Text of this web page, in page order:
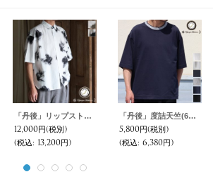
「丹後」リップストップオーガニックコットン GERMAN スノーカモ レギュラーカラー ボクシーAライン ハーフスリーブシャツ【MADE IN JAPAN】『日本製』/ Upscape Audience
12,000円(税別)
(税込: 13,200円)
「丹後」度詰天竺(6オンス)2トーンネック ハーフスリーブTシャツ【MADE IN JAPAN】『日本製』/ Upscape Audience
5,800円(税別)
(税込: 6,380円)